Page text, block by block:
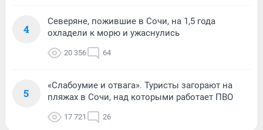
4
Северяне, пожившие в Сочи, на 1,5 года
охладели к морю и ужаснулись
20 356 64
5
«Слабоумие и отвага». Туристы загорают на
пляжах в Сочи, над которыми работает ПВО
17 721 26